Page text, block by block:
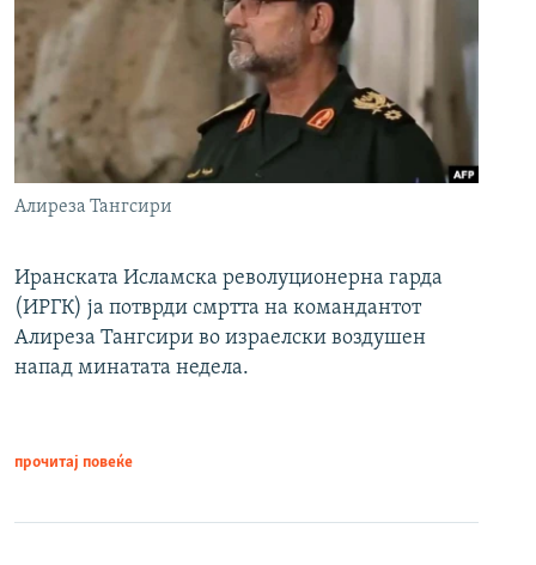
Алиреза Тангсири
Иранската Исламска револуционерна гарда
(ИРГК) ја потврди смртта на командантот
Алиреза Тангсири во израелски воздушен
напад минатата недела.
прочитај повеќе